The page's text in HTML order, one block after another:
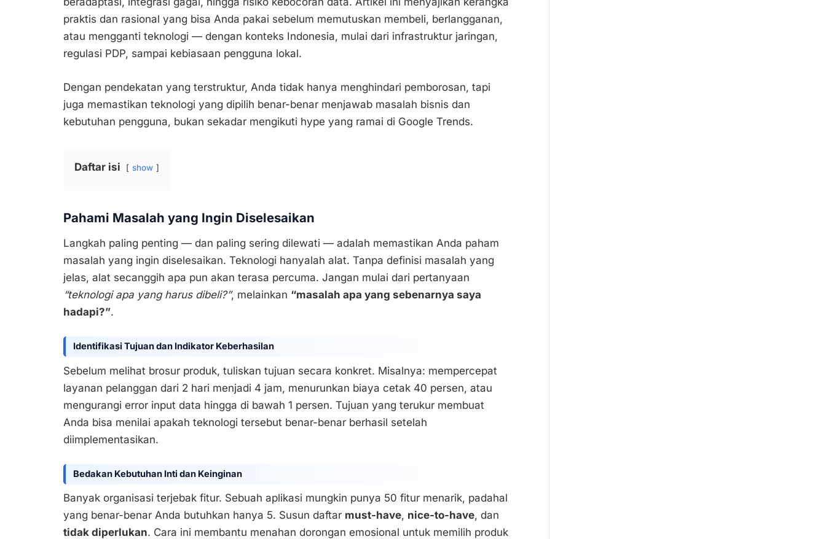
praktis dan rasional yang bisa Anda pakai sebelum memutuskan membeli, berlangganan,
atau mengganti teknologi — dengan konteks Indonesia, mulai dari infrastruktur jaringan,
regulasi PDP, sampai kebiasaan pengguna lokal.
Dengan pendekatan yang terstruktur, Anda tidak hanya menghindari pemborosan, tapi
juga memastikan teknologi yang dipilih benar-benar menjawab masalah bisnis dan
kebutuhan pengguna, bukan sekadar mengikuti hype yang ramai di Google Trends.
Daftar isi show
Pahami Masalah yang Ingin Diselesaikan
Langkah paling penting — dan paling sering dilewati — adalah memastikan Anda paham
masalah yang ingin diselesaikan. Teknologi hanyalah alat. Tanpa definisi masalah yang
jelas, alat secanggih apa pun akan terasa percuma. Jangan mulai dari pertanyaan
“teknologi apa yang harus dibeli?”, melainkan “masalah apa yang sebenarnya saya
hadapi?”.
Identifikasi Tujuan dan Indikator Keberhasilan
Sebelum melihat brosur produk, tuliskan tujuan secara konkret. Misalnya: mempercepat
layanan pelanggan dari 2 hari menjadi 4 jam, menurunkan biaya cetak 40 persen, atau
mengurangi error input data hingga di bawah 1 persen. Tujuan yang terukur membuat
Anda bisa menilai apakah teknologi tersebut benar-benar berhasil setelah
diimplementasikan.
Bedakan Kebutuhan Inti dan Keinginan
Banyak organisasi terjebak fitur. Sebuah aplikasi mungkin punya 50 fitur menarik, padahal
yang benar-benar Anda butuhkan hanya 5. Susun daftar must-have, nice-to-have, dan
tidak diperlukan. Cara ini membantu menahan dorongan emosional untuk memilih produk